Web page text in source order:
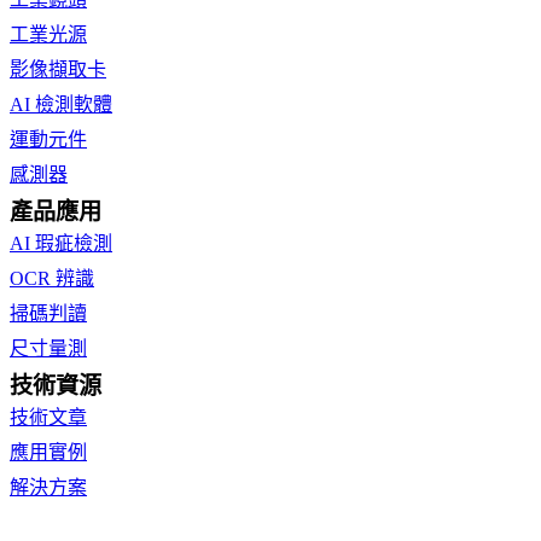
工業光源
影像擷取卡
AI 檢測軟體
運動元件
感測器
產品應用
AI 瑕疵檢測
OCR 辨識
掃碼判讀
尺寸量測
技術資源
技術文章
應用實例
解決方案